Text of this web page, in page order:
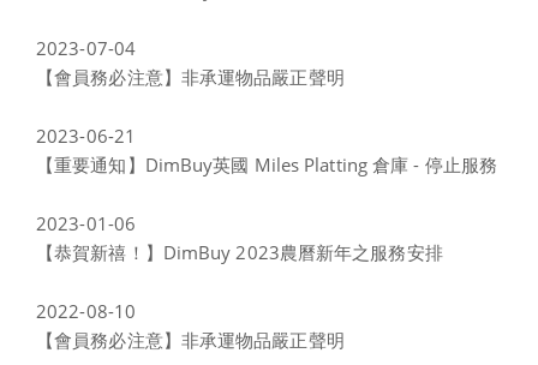
2023-07-04
【會員務必注意】非承運物品嚴正聲明
2023-06-21
【重要通知】DimBuy英國 Miles Platting 倉庫 - 停止服務
2023-01-06
【恭賀新禧！】DimBuy 2023農曆新年之服務安排
2022-08-10
【會員務必注意】非承運物品嚴正聲明